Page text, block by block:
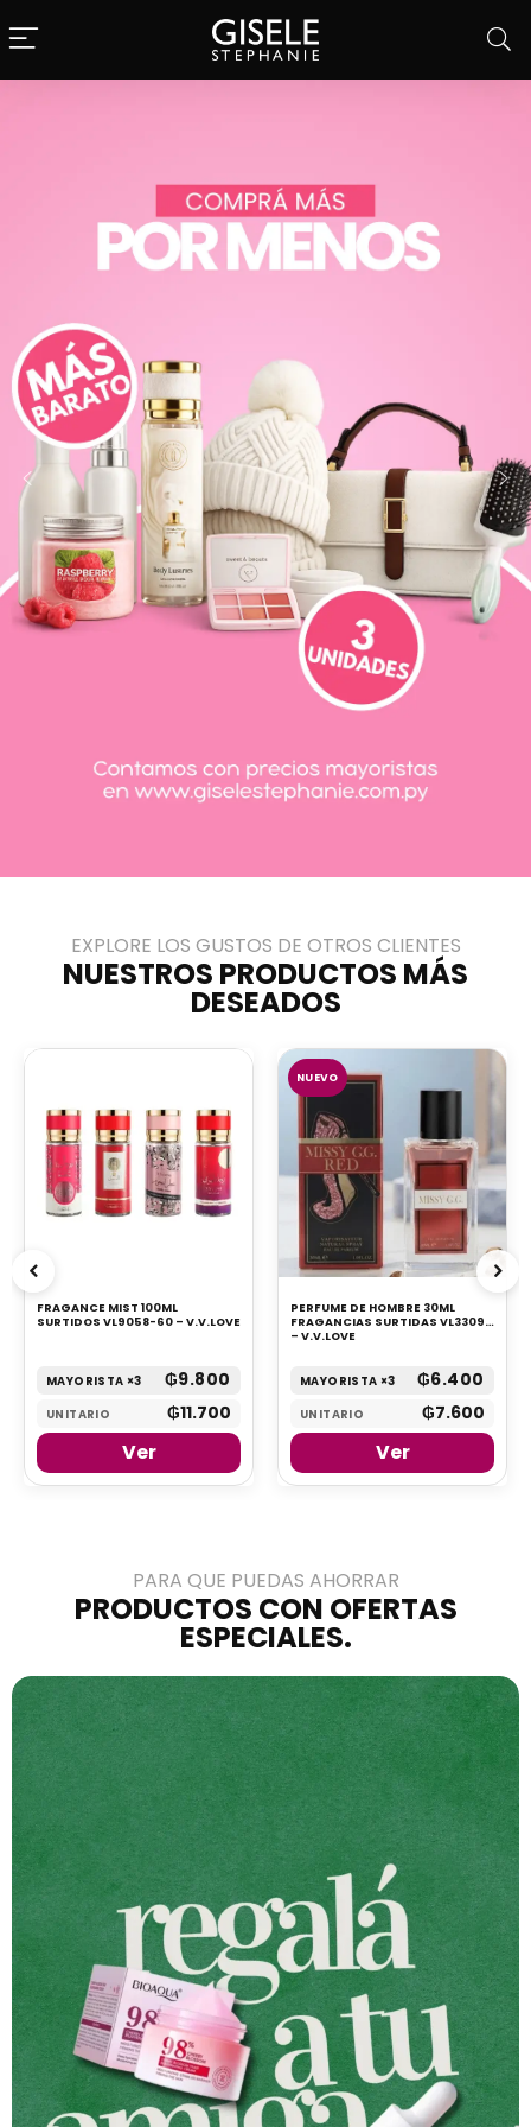
EXPLORE LOS GUSTOS DE OTROS CLIENTES
NUESTROS PRODUCTOS MÁS
DESEADOS
FRAGANCE MIST 100ML
SURTIDOS VL9058-60 – V.V.LOVE
MAYORISTA ×3 ₲9.800
UNITARIO ₲11.700
Ver
NUEVO
PERFUME DE HOMBRE 30ML
FRAGANCIAS SURTIDAS VL3309
– V.V.LOVE
MAYORISTA ×3 ₲6.400
UNITARIO ₲7.600
Ver
PARA QUE PUEDAS AHORRAR
PRODUCTOS CON OFERTAS
ESPECIALES.